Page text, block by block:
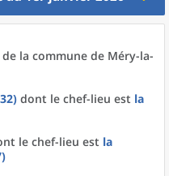
de la commune de Méry-la-
dont le chef-lieu est la
le chef-lieu est la